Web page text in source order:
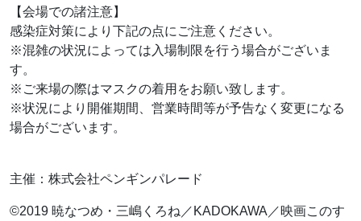
【会場での諸注意】
感染症対策により下記の点にご注意ください。
※混雑の状況によっては入場制限を行う場合がございま
す。
※ご来場の際はマスクの着用をお願い致します。
※状況により開催期間、営業時間等が予告なく変更になる
場合がございます。
主催：株式会社ペンギンパレード
©2019 暁なつめ・三嶋くろね／KADOKAWA／映画このす